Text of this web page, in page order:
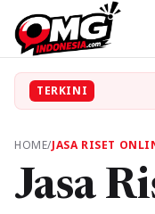
TERKINI
HOME/JASA RISET
Jasa